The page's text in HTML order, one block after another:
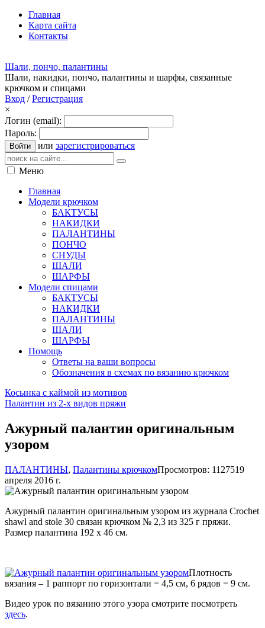
Главная
Карта сайта
Контакты
Шали, пончо, палантины
Шали, накидки, пончо, палантины и шарфы, связанные
крючком и спицами
Вход /Регистрация
×
Логин (email):
Пароль:
Войти или зарегистрироваться
Меню
Главная
Модели крючком
БАКТУСЫ
НАКИДКИ
ПАЛАНТИНЫ
ПОНЧО
СНУДЫ
ШАЛИ
ШАРФЫ
Модели спицами
БАКТУСЫ
НАКИДКИ
ПАЛАНТИНЫ
ШАЛИ
ШАРФЫ
Помощь
Ответы на ваши вопросы
Обозначения в схемах по вязанию крючком
Косынка с каймой из мотивов
Палантин из 2-х видов пряжи
Ажурный палантин оригинальным
узором
ПАЛАНТИНЫ, Палантины крючкомПросмотров: 1127519
апреля 2016 г.
Ажурный палантин оригинальным узором из журнала Crochet
shawl and stole 30 связан крючком № 2,3 из 325 г пряжи.
Размер палантина 192 х 46 см.
Плотность
вязания – 1 раппорт по горизонтали = 4,5 см, 6 рядов = 9 см.
Видео урок по вязанию этого узора смотрите посмотреть
здесь.